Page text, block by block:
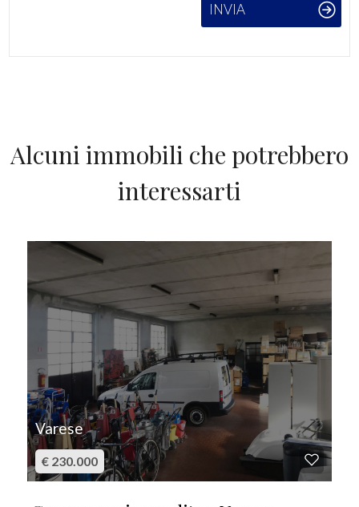
INVIA
Alcuni immobili che potrebbero
interessarti
Varese
€ 230.000